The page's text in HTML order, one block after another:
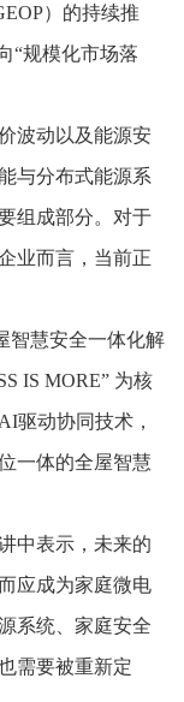
）的持续推
“规模化市场落
波动以及能源安
与分布式能源系
组成部分。对于
业而言，当前正
慧安全一体化解
IS MORE” 为核
驱动协同技术，
一体的全屋智慧
中表示，未来的
应成为家庭微电
系统、家庭安全
需要被重新定